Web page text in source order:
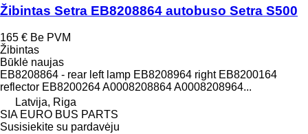
Žibintas Setra EB8208864 autobuso Setra S500
165 € Be PVM
Žibintas
Būklė naujas
EB8208864 - rear left lamp EB8208964 right EB8200164
reflector EB8200264 A0008208864 A0008208964...
Latvija, Riga
SIA EURO BUS PARTS
Susisiekite su pardavėju